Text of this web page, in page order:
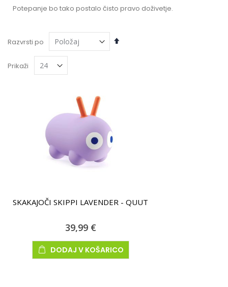
Potepanje bo tako postalo čisto pravo doživetje.
Razvrsti po
Nastavi
Prikaži
SKAKAJOČI SKIPPI LAVENDER - QUUT
39,99 €
DODAJ V KOŠARICO